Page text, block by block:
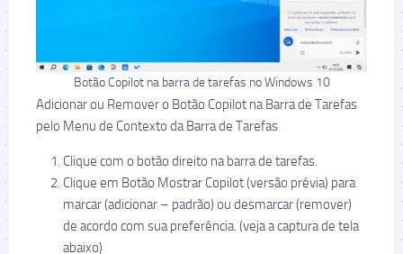
Botão Copilot na barra de tarefas no Windows 10
Adicionar ou Remover o Botão Copilot na Barra de Tarefas
pelo Menu de Contexto da Barra de Tarefas
Clique com o botão direito na barra de tarefas.
Clique em Botão Mostrar Copilot (versão prévia) para
marcar (adicionar – padrão) ou desmarcar (remover)
de acordo com sua preferência. (veja a captura de tela
abaixo)